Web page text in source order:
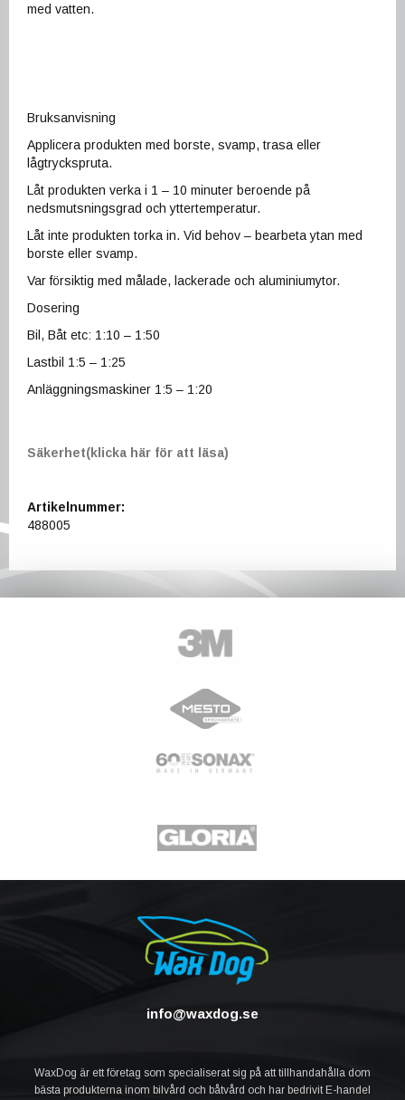
med vatten.
Bruksanvisning
Applicera produkten med borste, svamp, trasa eller
lågtryckspruta.
Låt produkten verka i 1 – 10 minuter beroende på
nedsmutsningsgrad och yttertemperatur.
Låt inte produkten torka in. Vid behov – bearbeta ytan med
borste eller svamp.
Var försiktig med målade, lackerade och aluminiumytor.
Dosering
Bil, Båt etc: 1:10 – 1:50
Lastbil 1:5 – 1:25
Anläggningsmaskiner 1:5 – 1:20
Säkerhet(klicka här för att läsa)
Artikelnummer:
488005
info@waxdog.se
WaxDog är ett företag som specialiserat sig på att tillhandahålla dom
bästa produkterna inom bilvård och båtvård och har bedrivit E-handel